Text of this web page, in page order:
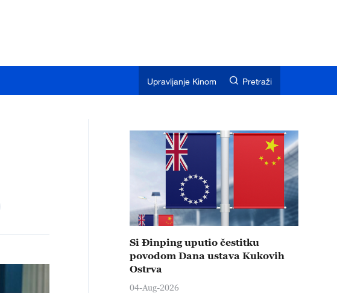
Upravljanje Kinom Pretraži
Si Đinping uputio čestitku
povodom Dana ustava Kukovih
Ostrva
04-Aug-2026